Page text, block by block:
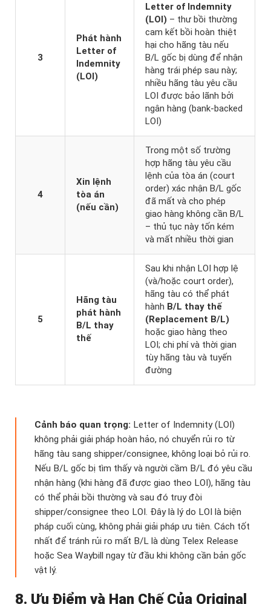
3
Phát hành
Letter of
Indemnity
(LOI)
Letter of Indemnity
(LOI) – thư bồi thường
cam kết bồi hoàn thiệt
hại cho hãng tàu nếu
B/L gốc bị dùng để nhận
hàng trái phép sau này;
nhiều hãng tàu yêu cầu
LOI được bảo lãnh bởi
ngân hàng (bank-backed
LOI)
4
Xin lệnh
tòa án
(nếu cần)
Trong một số trường
hợp hãng tàu yêu cầu
lệnh của tòa án (court
order) xác nhận B/L gốc
đã mất và cho phép
giao hàng không cần B/L
– thủ tục này tốn kém
và mất nhiều thời gian
5
Hãng tàu
phát hành
B/L thay
thế
Sau khi nhận LOI hợp lệ
(và/hoặc court order),
hãng tàu có thể phát
hành B/L thay thế
(Replacement B/L)
hoặc giao hàng theo
LOI; chi phí và thời gian
tùy hãng tàu và tuyến
đường
Cảnh báo quan trọng: Letter of Indemnity (LOI)
không phải giải pháp hoàn hảo, nó chuyển rủi ro từ
hãng tàu sang shipper/consignee, không loại bỏ rủi ro.
Nếu B/L gốc bị tìm thấy và người cầm B/L đó yêu cầu
nhận hàng (khi hàng đã được giao theo LOI), hãng tàu
có thể phải bồi thường và sau đó truy đòi
shipper/consignee theo LOI. Đây là lý do LOI là biện
pháp cuối cùng, không phải giải pháp ưu tiên. Cách tốt
nhất để tránh rủi ro mất B/L là dùng Telex Release
hoặc Sea Waybill ngay từ đầu khi không cần bản gốc
vật lý.
8. Ưu Điểm và Hạn Chế Của Original